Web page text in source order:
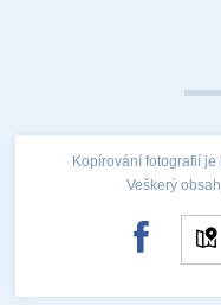
Kopírování fotografií
Veškerý